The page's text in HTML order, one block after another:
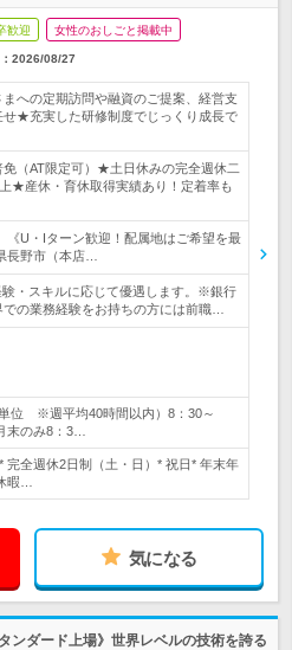
歓迎 女性のおしごと掲載中
2026/08/27
への定期訪問や融資のご提案、経営支
せ★充実した研修制度でじっくり成長で
免（AT限定可）★土日休みの完全週休二
★産休・育休取得実績あり！定着率も
《U・Iターン歓迎！配属地はご希望を最
長野市（本店…
・スキルに応じて優遇します。※銀行
の業務経験をお持ちの方には前職…
位 ※週平均40時間以内）8：30～
末のみ8：3…
完全週休2日制（土・日）* 祝日* 年末年
暇…
気になる
ンダード上場》世界レベルの技術を誇る